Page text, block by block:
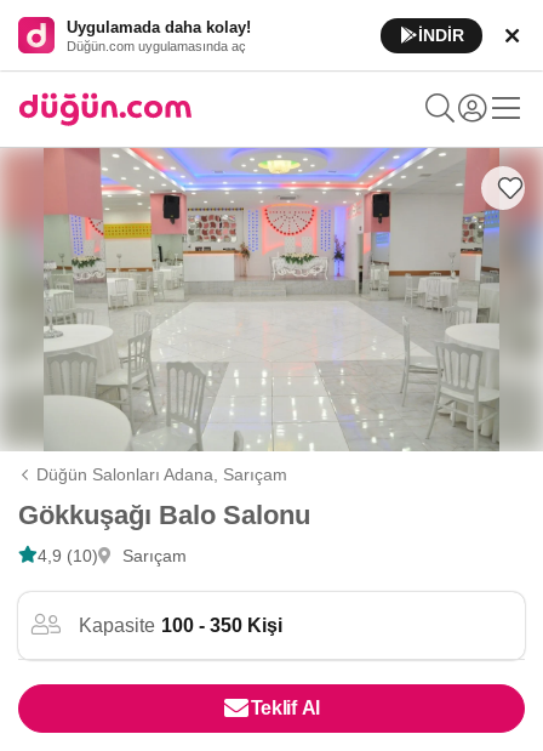
Uygulamada daha kolay!
Düğün.com uygulamasında aç
İNDİR
Düğün Salonları Adana, Sarıçam
Gökkuşağı Balo Salonu
4,9 (10) Sarıçam
Kapasite 100 - 350 Kişi
Teklif Al